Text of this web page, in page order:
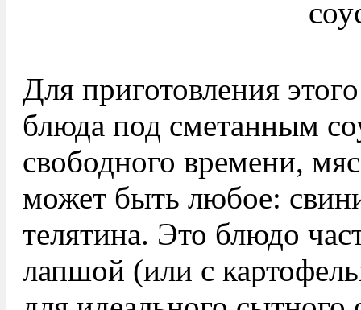
Для приготовления
блюда под сметанным
свободного времени,
может быть любое:
телятина. Это блюдо
лапшой (или с